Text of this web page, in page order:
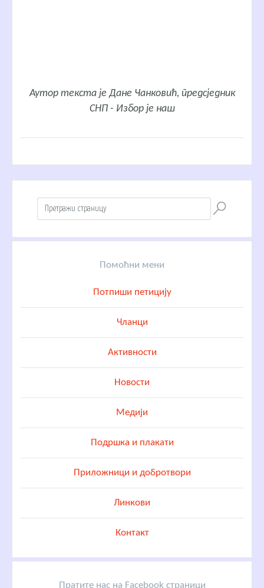
Аутор текста је Дане Чанковић, предсједник
СНП - Избор је наш
Помоћни мени
Потпиши петицију
Чланци
Активности
Новости
Медији
Подршка и плакати
Приложници и добротвори
Линкови
Контакт
Пратите нас на Facebook страници